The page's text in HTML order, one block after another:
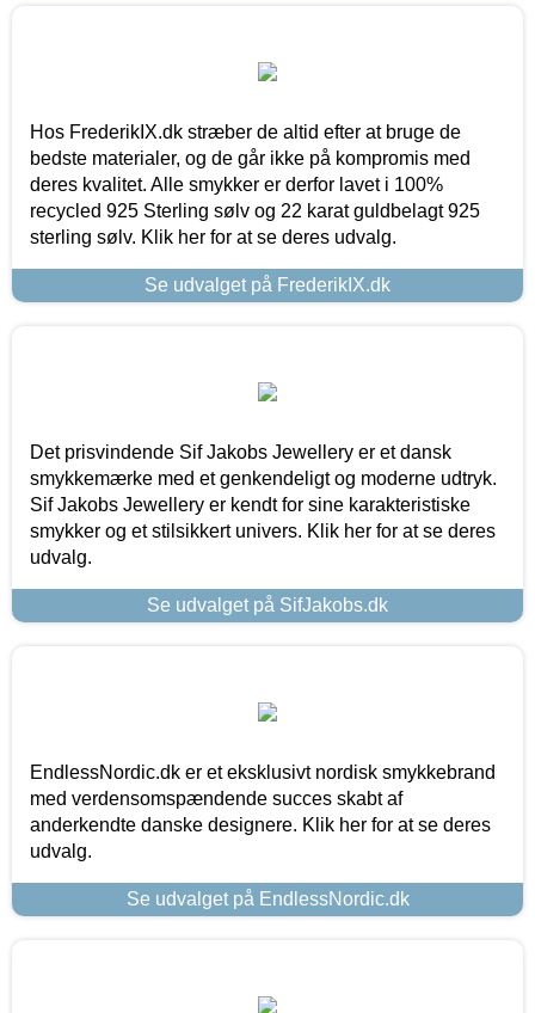
Hos FrederikIX.dk stræber de altid efter at bruge de
bedste materialer, og de går ikke på kompromis med
deres kvalitet. Alle smykker er derfor lavet i 100%
recycled 925 Sterling sølv og 22 karat guldbelagt 925
sterling sølv. Klik her for at se deres udvalg.
Se udvalget på FrederikIX.dk
Det prisvindende Sif Jakobs Jewellery er et dansk
smykkemærke med et genkendeligt og moderne udtryk.
Sif Jakobs Jewellery er kendt for sine karakteristiske
smykker og et stilsikkert univers. Klik her for at se deres
udvalg.
Se udvalget på SifJakobs.dk
EndlessNordic.dk er et eksklusivt nordisk smykkebrand
med verdensomspændende succes skabt af
anderkendte danske designere. Klik her for at se deres
udvalg.
Se udvalget på EndlessNordic.dk